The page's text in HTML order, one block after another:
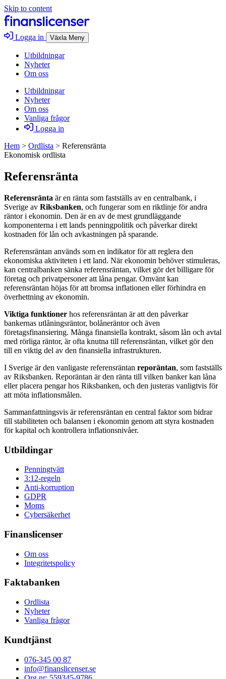
Skip to content
Logga in Växla Meny
Utbildningar
Nyheter
Om oss
Utbildningar
Nyheter
Om oss
Vanliga frågor
Logga in
Hem > Ordlista > Referensränta
Ekonomisk ordlista
Referensränta
Referensränta är en ränta som fastställs av en centralbank, i
Sverige av Riksbanken, och fungerar som en riktlinje för andra
räntor i ekonomin. Den är en av de mest grundläggande
komponenterna i ett lands penningpolitik och påverkar direkt
kostnaden för lån och avkastningen på sparande.
Referensräntan används som en indikator för att reglera den
ekonomiska aktiviteten i ett land. När ekonomin behöver stimuleras,
kan centralbanken sänka referensräntan, vilket gör det billigare för
företag och privatpersoner att låna pengar. Omvänt kan
referensräntan höjas för att bromsa inflationen eller förhindra en
överhettning av ekonomin.
Viktiga funktioner hos referensräntan är att den påverkar
bankernas utlåningsräntor, bolåneräntor och även
företagsfinansiering. Många finansiella kontrakt, såsom lån och avtal
med rörliga räntor, är ofta knutna till referensräntan, vilket gör den
till en viktig del av den finansiella infrastrukturen.
I Sverige är den vanligaste referensräntan reporäntan, som fastställs
av Riksbanken. Reporäntan är den ränta till vilken banker kan låna
eller placera pengar hos Riksbanken, och den justeras vanligtvis för
att möta inflationsmålen.
Sammanfattningsvis är referensräntan en central faktor som bidrar
till stabiliteten och balansen i ekonomin genom att styra kostnaden
för kapital och kontrollera inflationsnivåer.
Utbildingar
Penningtvätt
3:12-regeln
Anti-korruption
GDPR
Moms
Cybersäkerhet
Finanslicenser
Om oss
Integritetspolicy
Faktabanken
Ordlista
Nyheter
Vanliga frågor
Kundtjänst
076-345 00 87
info@finanslicenser.se